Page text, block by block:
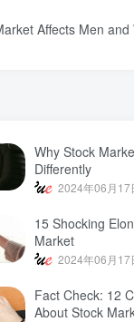
Affects Men
Why Stock
Differently
2024年06月17
15 Shocking
Market
2024年06月17
Fact Check: 12
About Stock